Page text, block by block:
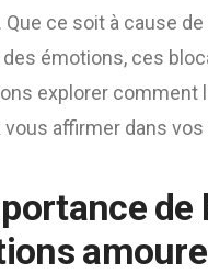
Que ce soit à cause
émotions, ces
explorer comment
vous affirmer dans
de